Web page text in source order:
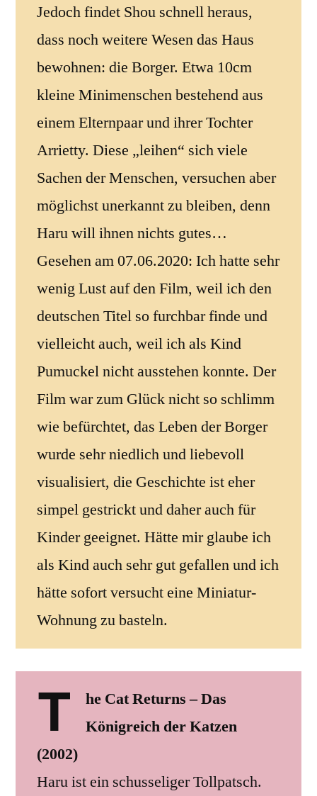
Jedoch findet Shou schnell heraus,
dass noch weitere Wesen das Haus
bewohnen: die Borger. Etwa 10cm
kleine Minimenschen bestehend aus
einem Elternpaar und ihrer Tochter
Arrietty. Diese „leihen“ sich viele
Sachen der Menschen, versuchen aber
möglichst unerkannt zu bleiben, denn
Haru will ihnen nichts gutes…
Gesehen am 07.06.2020: Ich hatte sehr
wenig Lust auf den Film, weil ich den
deutschen Titel so furchbar finde und
vielleicht auch, weil ich als Kind
Pumuckel nicht ausstehen konnte. Der
Film war zum Glück nicht so schlimm
wie befürchtet, das Leben der Borger
wurde sehr niedlich und liebevoll
visualisiert, die Geschichte ist eher
simpel gestrickt und daher auch für
Kinder geeignet. Hätte mir glaube ich
als Kind auch sehr gut gefallen und ich
hätte sofort versucht eine Miniatur-
Wohnung zu basteln.
T
he Cat Returns – Das
Königreich der Katzen
(2002)
Haru ist ein schusseliger Tollpatsch.